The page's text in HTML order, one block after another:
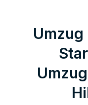
Umzug